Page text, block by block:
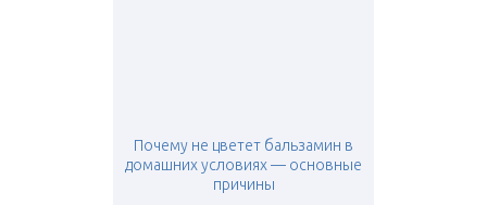
Почему не цветет бальзамин в
домашних условиях — основные
причины